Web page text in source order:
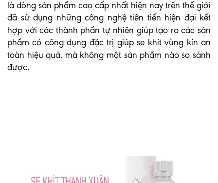
là dòng sản phẩm cao cấp nhất hiện nay trên thế giới
đã sử dụng những công nghệ tiên tiến hiện đại kết
hợp với các thành phần tự nhiên giúp tạo ra các sản
phẩm có công dụng đặc trị giúp se khít vùng kín an
toàn hiệu quả, mà không một sản phẩm nào so sánh
được.